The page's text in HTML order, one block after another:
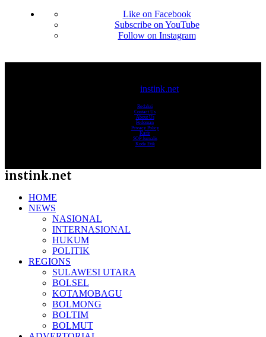
Like on Facebook
Subscribe on YouTube
Follow on Instagram
instink.net
Redaksi
Contact Us
About Us
Pedoman
Privacy Policy
Karir
SOP Jurnalis
Kode Etik
instink.net
HOME
NEWS
NASIONAL
INTERNASIONAL
HUKUM
POLITIK
REGIONS
SULAWESI UTARA
BOLSEL
KOTAMOBAGU
BOLMONG
BOLTIM
BOLMUT